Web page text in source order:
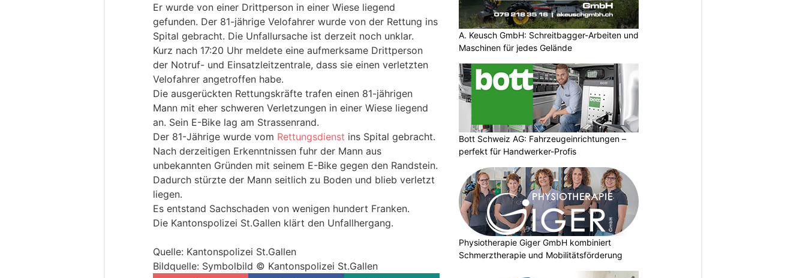
Er wurde von einer Drittperson in einer Wiese liegend
gefunden. Der 81-jährige Velofahrer wurde von der Rettung ins
Spital gebracht. Die Unfallursache ist derzeit noch unklar.
Kurz nach 17:20 Uhr meldete eine aufmerksame Drittperson
der Notruf- und Einsatzleitzentrale, dass sie einen verletzten
Velofahrer angetroffen habe.
Die ausgerückten Rettungskräfte trafen einen 81-jährigen
Mann mit eher schweren Verletzungen in einer Wiese liegend
an. Sein E-Bike lag am Strassenrand.
Der 81-Jährige wurde vom Rettungsdienst ins Spital gebracht.
Nach derzeitigen Erkenntnissen fuhr der Mann aus
unbekannten Gründen mit seinem E-Bike gegen den Randstein.
Dadurch stürzte der Mann seitlich zu Boden und blieb verletzt
liegen.
Es entstand Sachschaden von wenigen hundert Franken.
Die Kantonspolizei St.Gallen klärt den Unfallhergang.
Quelle: Kantonspolizei St.Gallen
Bildquelle: Symbolbild © Kantonspolizei St.Gallen
A. Keusch GmbH: Schreitbagger-Arbeiten und
Maschinen für jedes Gelände
Bott Schweiz AG: Fahrzeugeinrichtungen –
perfekt für Handwerker-Profis
Physiotherapie Giger GmbH kombiniert
Schmerztherapie und Mobilitätsförderung